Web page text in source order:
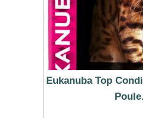
Eukanuba Top